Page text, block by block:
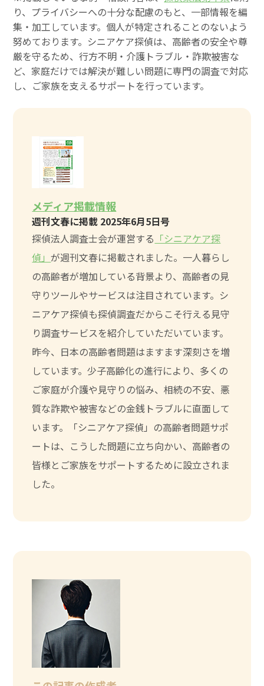
り、プライバシーへの十分な配慮のもと、一部情報を編
集・加工しています。個人が特定されることのないよう
努めております。シニアケア探偵は、高齢者の安全や尊
厳を守るため、行方不明・介護トラブル・詐欺被害な
ど、家庭だけでは解決が難しい問題に専門の調査で対応
し、ご家族を支えるサポートを行っています。
メディア掲載情報
週刊文春に掲載 2025年6月5日号
探偵法人調査士会が運営する 「シニアケア探
偵」が週刊文春に掲載されました。一人暮らし
の高齢者が増加している背景より、高齢者の見
守りツールやサービスは注目されています。シ
ニアケア探偵も探偵調査だからこそ行える見守
り調査サービスを紹介していただいています。
昨今、日本の高齢者問題はますます深刻さを増
しています。少子高齢化の進行により、多くの
ご家庭が介護や見守りの悩み、相続の不安、悪
質な詐欺や被害などの金銭トラブルに直面して
います。「シニアケア探偵」の高齢者問題サポ
ートは、こうした問題に立ち向かい、高齢者の
皆様とご家族をサポートするために設立されま
した。